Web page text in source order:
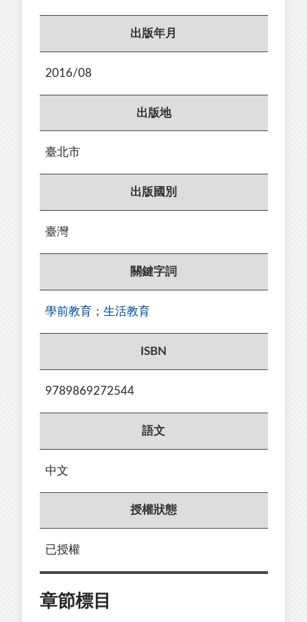
出版年月
2016/08
出版地
臺北市
出版國別
臺灣
關鍵字詞
學前教育 ； 生活教育
ISBN
9789869272544
語文
中文
授權狀態
已授權
章節標目